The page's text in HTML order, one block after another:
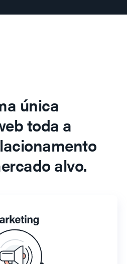
única
toda a
alvo.